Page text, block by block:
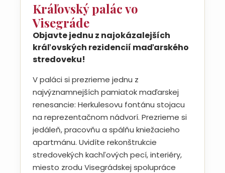
Kráľovský palác vo
Visegráde
Objavte jednu z najokázalejších
kráľovských rezidencií maďarského
stredoveku!
V paláci si prezrieme jednu z
najvýznamnejších pamiatok maďarskej
renesancie: Herkulesovu fontánu stojacu
na reprezentačnom nádvorí. Prezrieme si
jedáleň, pracovňu a spálňu kniežacieho
apartmánu. Uvidíte rekonštrukcie
stredovekých kachľových pecí, interiéry,
miesto zrodu Visegrádskej spolupráce